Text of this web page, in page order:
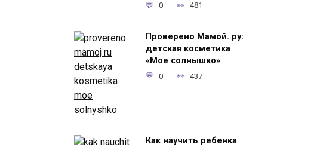
0 481
Проверено Мамой. ру:
детская косметика
«Мое солнышко»
0 437
Как научить ребенка